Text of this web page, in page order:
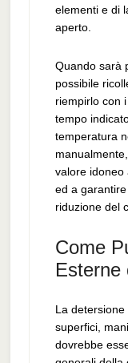
elementi e di
aperto.
Quando sarà
possibile
riempirlo con
tempo
temperatura
valore idoneo
ed a
riduzione del
Come
Esterne
La detersione
superfici,
dovrebbe